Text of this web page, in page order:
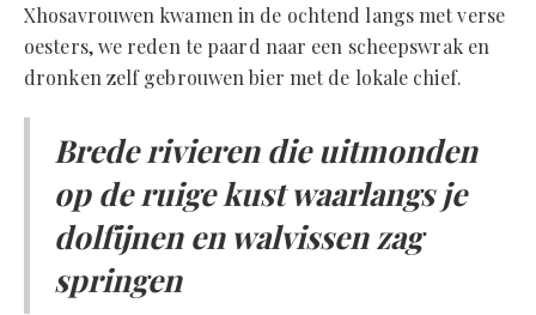
Xhosavrouwen kwamen in de ochtend langs met verse
oesters, we reden te paard naar een scheepswrak en
dronken zelf gebrouwen bier met de lokale chief.
Brede rivieren die uitmonden
op de ruige kust waarlangs je
dolfijnen en walvissen zag
springen